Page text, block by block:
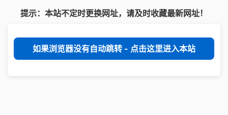
提示：本站不定时更换网址，请及时收藏最新网址！
如果浏览器没有自动跳转 - 点击这里进入本站